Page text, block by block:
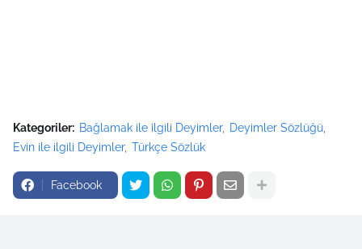
Kategoriler: Bağlamak ile ilgili Deyimler
Deyimler Sözlüğü
Evin ile ilgili Deyimler Türkçe Sözlük
Facebook